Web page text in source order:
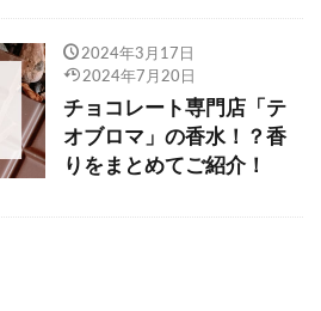
2024年3月17日
2024年7月20日
チョコレート専門店「テ
オブロマ」の香水！？香
りをまとめてご紹介！